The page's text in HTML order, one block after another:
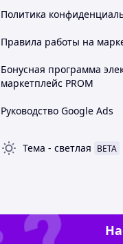
Политика
Правила работы на
Бонусная программа
маркетплейс PROM
Руководство Google Ads
Тема - светлая BETA